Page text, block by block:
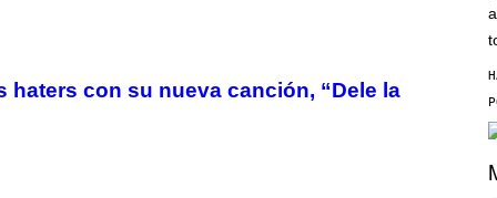
haters con su nueva canción, “Dele la
I
P
E
/
G
E
T